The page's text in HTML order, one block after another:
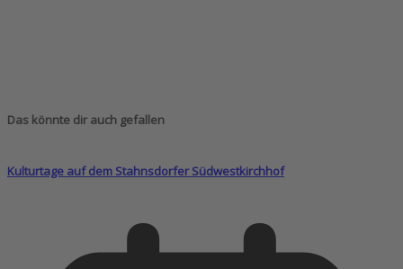
Das könnte dir auch gefallen
Kulturtage auf dem Stahnsdorfer Südwestkirchhof